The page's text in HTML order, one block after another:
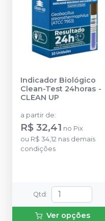
Indicador Biológico
Clean-Test 24horas -
CLEAN UP
a partir de:
R$ 32,41 no Pix
ou R$ 34,12 nas demais
condições
Qtd :
Ver opções